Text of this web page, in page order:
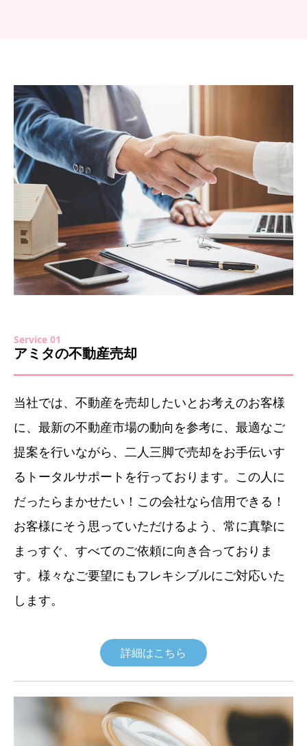
Service 01
アミタの不動産売却
当社では、不動産を売却したいとお考えのお客様
に、最新の不動産市場の動向を参考に、最適なご
提案を行いながら、二人三脚で売却をお手伝いす
るトータルサポートを行っております。この人に
だったらまかせたい！この会社なら信用できる！
お客様にそう思っていただけるよう、常に真摯に
まっすぐ、すべてのご依頼に向き合っておりま
す。様々なご要望にもフレキシブルにご対応いた
します。
詳細はこちら